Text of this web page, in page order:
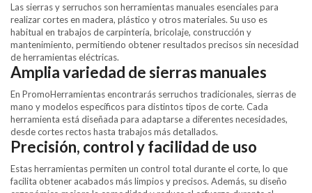
Las sierras y serruchos son herramientas manuales esenciales para
realizar cortes en madera, plástico y otros materiales. Su uso es
habitual en trabajos de carpintería, bricolaje, construcción y
mantenimiento, permitiendo obtener resultados precisos sin necesidad
de herramientas eléctricas.
Amplia variedad de sierras manuales
En PromoHerramientas encontrarás serruchos tradicionales, sierras de
mano y modelos específicos para distintos tipos de corte. Cada
herramienta está diseñada para adaptarse a diferentes necesidades,
desde cortes rectos hasta trabajos más detallados.
Precisión, control y facilidad de uso
Estas herramientas permiten un control total durante el corte, lo que
facilita obtener acabados más limpios y precisos. Además, su diseño